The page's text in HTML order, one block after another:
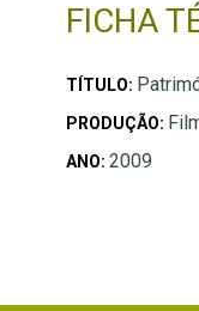
FICHA
TÍTULO:
PRODUÇÃO:
ANO: 2009